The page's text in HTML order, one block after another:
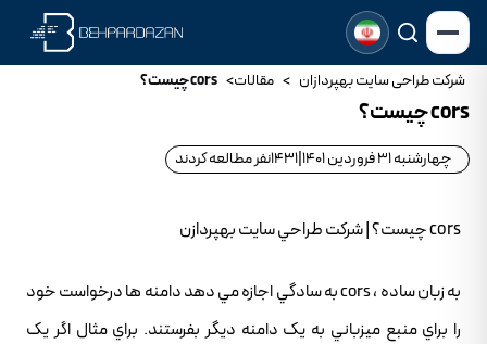
شرکت طراحی سایت بهپردازان > مقالات> cors چيست؟
cors چيست؟
چهارشنبه 31 فروردین 1401 1431نفر مطالعه کردند
cors چيست؟ | شرکت طراحي سايت بهپردازن
به زبان ساده ، cors به سادگي اجازه مي دهد دامنه ها درخواست خود
را براي منبع ميزباني به يک دامنه ديگر بفرستند. براي مثال اگر يک